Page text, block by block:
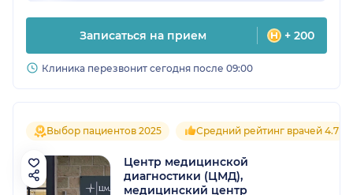
Записаться на прием + 200
Клиника перезвонит сегодня после 09:00
Выбор пациентов 2025 Средний рейтинг врачей 4.7
Центр медицинской
диагностики (ЦМД),
медицинский центр